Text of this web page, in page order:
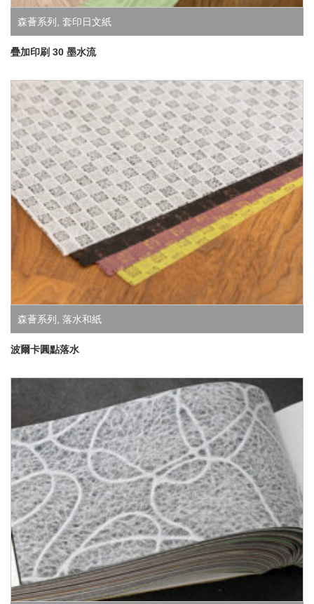
森薈系列 套印日文紙
疊加印刷 30 墨水流
森薈系列 落水和紙
波爾卡圓點落水